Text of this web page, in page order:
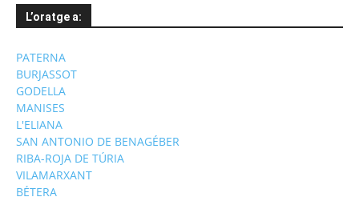
L’oratge a:
PATERNA
BURJASSOT
GODELLA
MANISES
L'ELIANA
SAN ANTONIO DE BENAGÉBER
RIBA-ROJA DE TÚRIA
VILAMARXANT
BÉTERA